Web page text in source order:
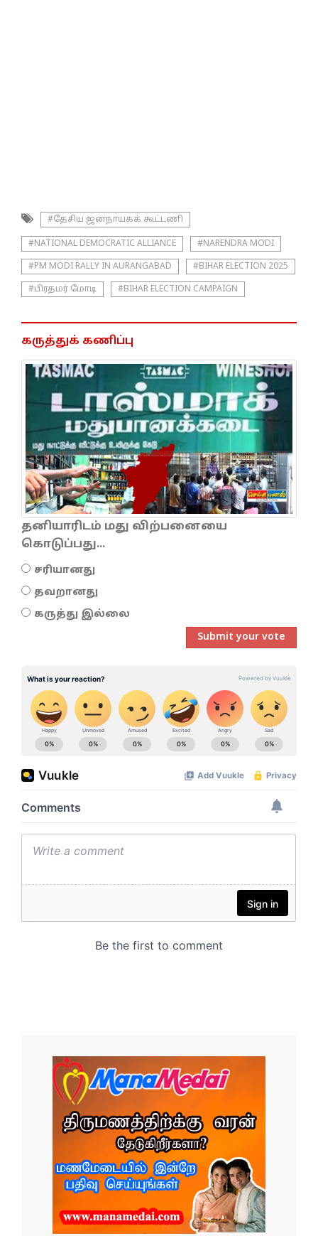
#தேசிய ஜனநாயகக் கூட்டணி
#NATIONAL DEMOCRATIC ALLIANCE #NARENDRA MODI
#PM MODI RALLY IN AURANGABAD #BIHAR ELECTION 2025
#பிரதமர் மோடி #BIHAR ELECTION CAMPAIGN
கருத்துக் கணிப்பு
தனியாரிடம் மது விற்பனையை
கொடுப்பது...
சரியானது
தவறானது
கருத்து இல்லை
Submit your vote